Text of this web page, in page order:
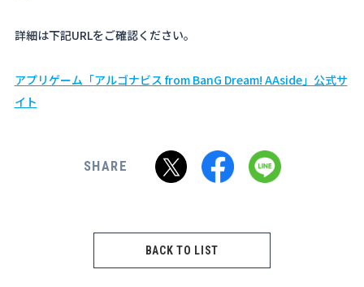
詳細は下記URLをご確認ください。
アプリゲーム「アルゴナビス from BanG Dream! AAside」公式サ
イト
SHARE
BACK TO LIST